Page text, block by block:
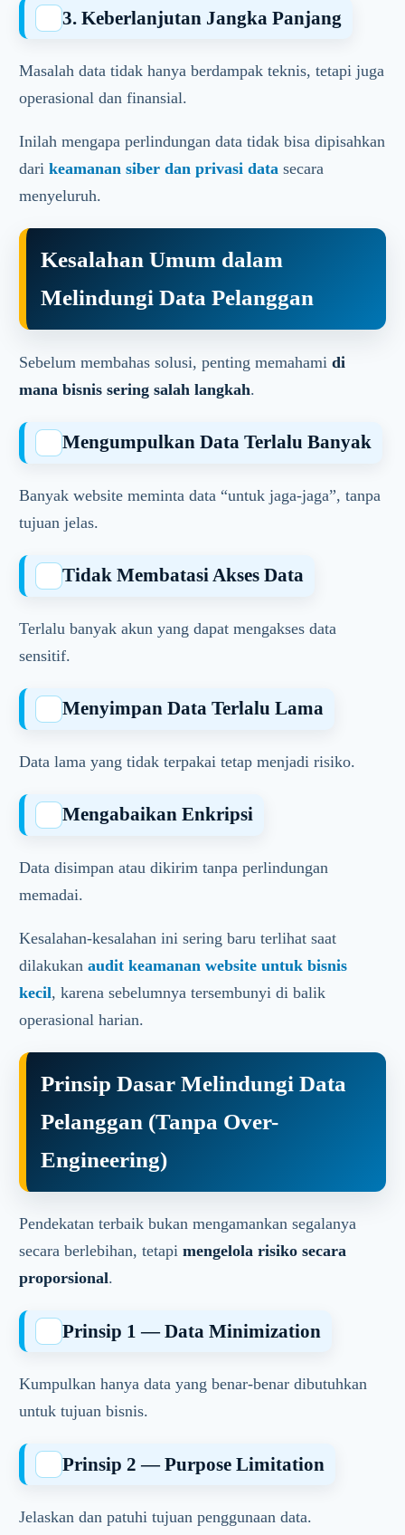
3. Keberlanjutan Jangka Panjang
Masalah data tidak hanya berdampak teknis, tetapi juga
operasional dan finansial.
Inilah mengapa perlindungan data tidak bisa dipisahkan
darikeamanan siber dan privasi data secara
menyeluruh.
Kesalahan Umum dalam
Melindungi Data Pelanggan
Sebelum membahas solusi, penting memahamidi
mana bisnis sering salah langkah.
Mengumpulkan Data Terlalu Banyak
Banyak website meminta data “untuk jaga-jaga”, tanpa
tujuan jelas.
Tidak Membatasi Akses Data
Terlalu banyak akun yang dapat mengakses data
sensitif.
Menyimpan Data Terlalu Lama
Data lama yang tidak terpakai tetap menjadi risiko.
Mengabaikan Enkripsi
Data disimpan atau dikirim tanpa perlindungan
memadai.
Kesalahan-kesalahan ini sering baru terlihat saat
dilakukanaudit keamanan website untuk bisnis
kecil, karena sebelumnya tersembunyi di balik
operasional harian.
Prinsip Dasar Melindungi Data
Pelanggan (Tanpa Over-
Engineering)
Pendekatan terbaik bukan mengamankan segalanya
secara berlebihan, tetapimengelola risiko secara
proporsional.
Prinsip 1 — Data Minimization
Kumpulkan hanya data yang benar-benar dibutuhkan
untuk tujuan bisnis.
Prinsip 2 — Purpose Limitation
Jelaskan dan patuhi tujuan penggunaan data.